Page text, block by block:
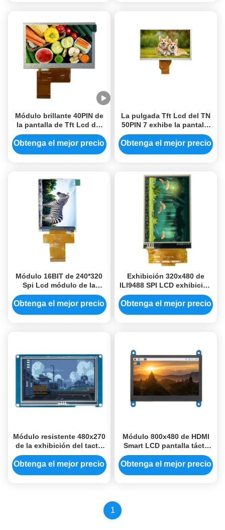
Módulo brillante 40PIN de
la pantalla de Tft Lcd del
conductor 350 de la
exhibición ILI6485A del
Obtenga el mejor precio
La pulgada Tft Lcd del TN
50PIN 7 exhibe la pantalla
táctil brillante de Tft de 7
pulgadas 800xRGBx480
Obtenga el mejor precio
Módulo 16BIT de 240*320
Spi Lcd módulo de la
exhibición del tacto de Tft
de 2,8 pulgadas para
Obtenga el mejor precio
Exhibición 320x480 de
ILI9488 SPI LCD exhibición
de Tft de la exhibición de
Tft Lcd de 3,5 pulgadas 3,5
Obtenga el mejor precio
Módulo resistente 480x270
de la exhibición del tacto
HMI aparato de lectura
video de la ayuda de la
Obtenga el mejor precio
Módulo 800x480 de HDMI
Smart LCD pantalla táctil
capacitiva de 4,3 pulgadas
Obtenga el mejor precio
1